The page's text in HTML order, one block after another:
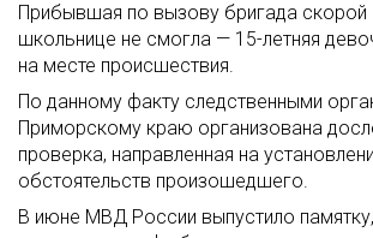
Прибывшая по вызову бригада
школьнице не смогла — 15-летняя
на месте происшествия.
По данному факту следственными
Приморскому краю организована
проверка, направленная на
обстоятельств произошедшего.
В июне МВД России выпустило